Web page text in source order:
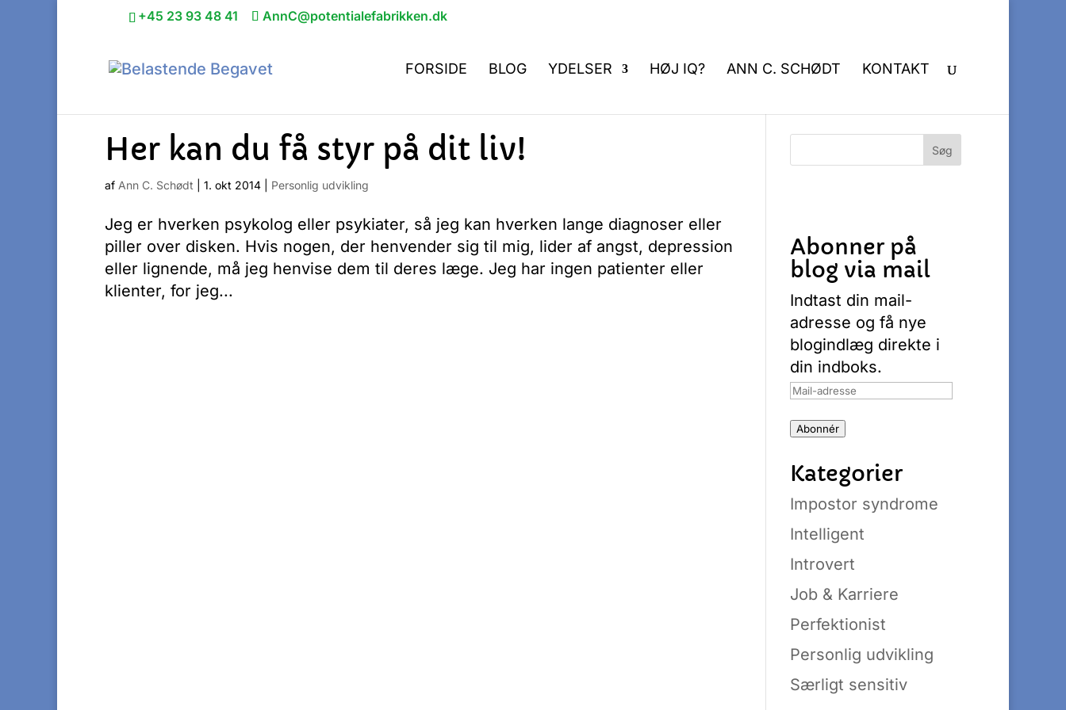
+45 23 93 48 41 AnnC@potentialefabrikken.dk
FORSIDE BLOG YDELSER HØJ IQ? ANN C. SCHØDT KONTAKT
Her kan du få styr på dit liv!
af Ann C. Schødt 1. okt 2014 Personlig udvikling
Jeg er hverken psykolog eller psykiater, så jeg kan hverken lange diagnoser eller
piller over disken. Hvis nogen, der henvender sig til mig, lider af angst, depression
eller lignende, må jeg henvise dem til deres læge. Jeg har ingen patienter eller
klienter, for jeg...
Abonner på
blog via mail
Indtast din mail-
adresse og få nye
blogindlæg direkte i
din indboks.
Mail-
Abonnér
Kategorier
Impostor syndrome
Intelligent
Introvert
Job & Karriere
Perfektionist
Personlig udvikling
Særligt sensitiv